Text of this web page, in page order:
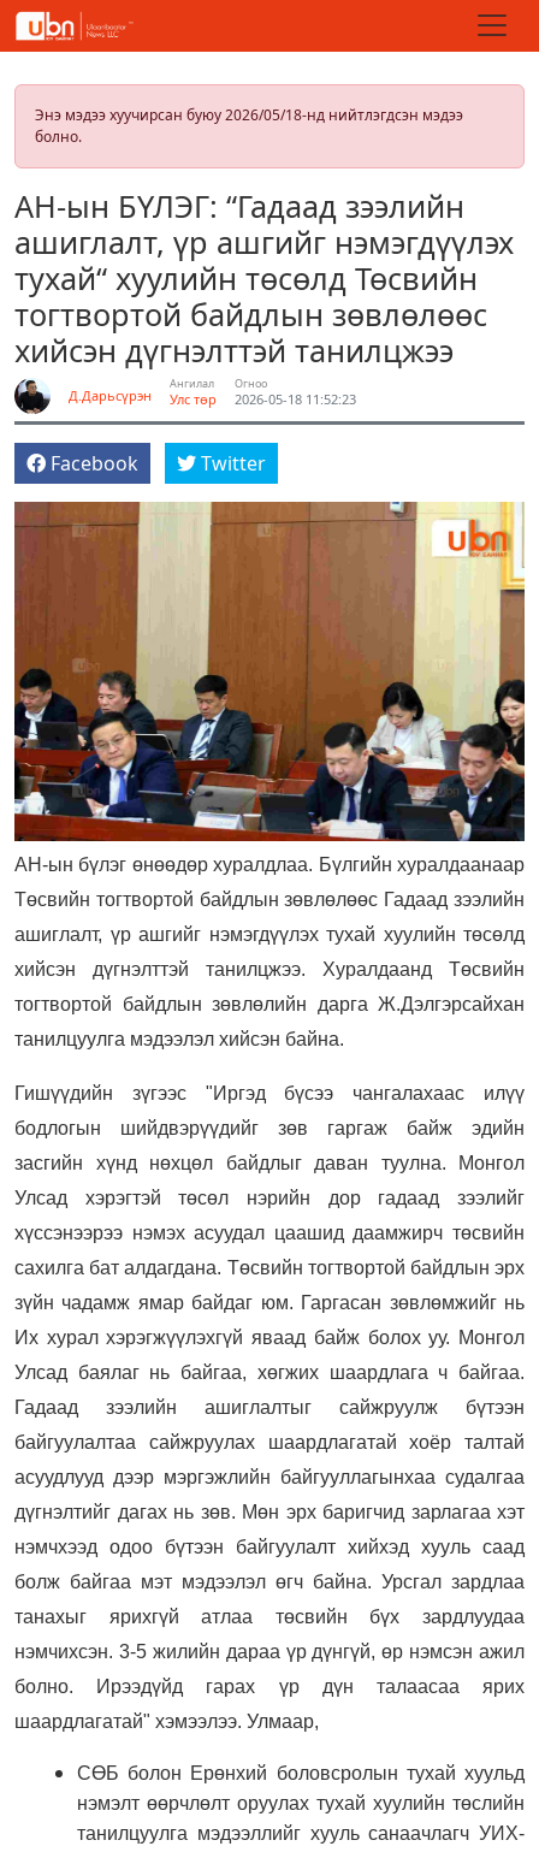
Энэ мэдээ хуучирсан буюу 2026/05/18-нд нийтлэгдсэн мэдээ
болно.
АН-ын БҮЛЭГ: “Гадаад зээлийн
ашиглалт, үр ашгийг нэмэгдүүлэх
тухай“ хуулийн төсөлд Төсвийн
тогтвортой байдлын зөвлөлөөс
хийсэн дүгнэлттэй танилцжээ
Д.Дарьсүрэн
Ангилал
Улс төр
Огноо
2026-05-18 11:52:23
Facebook Twitter
АН-ын бүлэг өнөөдөр хуралдлаа. Бүлгийн хуралдаанаар
Төсвийн тогтвортой байдлын зөвлөлөөс Гадаад зээлийн
ашиглалт, үр ашгийг нэмэгдүүлэх тухай хуулийн төсөлд
хийсэн дүгнэлттэй танилцжээ. Хуралдаанд Төсвийн
тогтвортой байдлын зөвлөлийн дарга Ж.Дэлгэрсайхан
танилцуулга мэдээлэл хийсэн байна.
Гишүүдийн зүгээс "Иргэд бүсээ чангалахаас илүү
бодлогын шийдвэрүүдийг зөв гаргаж байж эдийн
засгийн хүнд нөхцөл байдлыг даван туулна. Монгол
Улсад хэрэгтэй төсөл нэрийн дор гадаад зээлийг
хүссэнээрээ нэмэх асуудал цаашид даамжирч төсвийн
сахилга бат алдагдана. Төсвийн тогтвортой байдлын эрх
зүйн чадамж ямар байдаг юм. Гаргасан зөвлөмжийг нь
Их хурал хэрэгжүүлэхгүй яваад байж болох уу. Монгол
Улсад баялаг нь байгаа, хөгжих шаардлага ч байгаа.
Гадаад зээлийн ашиглалтыг сайжруулж бүтээн
байгуулалтаа сайжруулах шаардлагатай хоёр талтай
асуудлууд дээр мэргэжлийн байгууллагынхаа судалгаа
дүгнэлтийг дагах нь зөв. Мөн эрх баригчид зарлагаа хэт
нэмчхээд одоо бүтээн байгуулалт хийхэд хууль саад
болж байгаа мэт мэдээлэл өгч байна. Урсгал зардлаа
танахыг ярихгүй атлаа төсвийн бүх зардлуудаа
нэмчихсэн. 3-5 жилийн дараа үр дүнгүй, өр нэмсэн ажил
болно. Ирээдүйд гарах үр дүн талаасаа ярих
шаардлагатай" хэмээлээ. Улмаар,
СӨБ болон Ерөнхий боловсролын тухай хуульд
нэмэлт өөрчлөлт оруулах тухай хуулийн төслийн
танилцуулга мэдээллийг хууль санаачлагч УИХ-